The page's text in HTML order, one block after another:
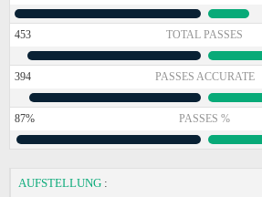
453 TOTAL PASSES
394 PASSES ACCURATE
87% PASSES %
AUFSTELLUNG :